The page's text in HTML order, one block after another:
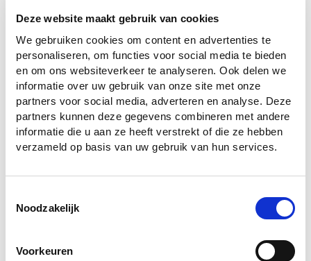
Deze website maakt gebruik van cookies
We gebruiken cookies om content en advertenties te
personaliseren, om functies voor social media te bieden
en om ons websiteverkeer te analyseren. Ook delen we
informatie over uw gebruik van onze site met onze
partners voor social media, adverteren en analyse. Deze
partners kunnen deze gegevens combineren met andere
informatie die u aan ze heeft verstrekt of die ze hebben
verzameld op basis van uw gebruik van hun services.
Noodzakelijk
Voorkeuren
Duidelijke en transparante prijs
Bij REMONDIS DEPOORTER geven we u een duidelijk en
transparante prijs voor uw containers.
Bel ons en wij bekijken samen met u de mogelijkheden:
059/70 71 40
of vul de online offerte aanvraag in .